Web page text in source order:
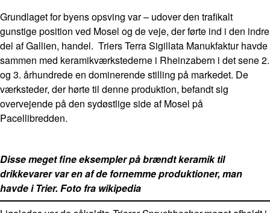
Grundlaget for byens opsving var – udover den trafikalt
gunstige position ved Mosel og de veje, der førte ind i den indre
del af Gallien, handel. Triers Terra Sigillata Manukfaktur havde
sammen med keramikværkstederne i Rheinzabern i det sene 2.
og 3. århundrede en dominerende stilling på markedet. De
værksteder, der hørte til denne produktion, befandt sig
overvejende på den sydøstlige side af Mosel på
Pacellibredden.
Disse meget fine eksempler på brændt keramik til
drikkevarer var en af de fornemme produktioner, man
havde i Trier. Foto fra wikipedia